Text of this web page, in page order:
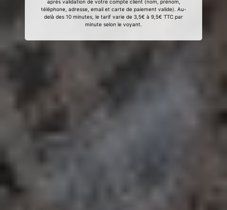
après validation de votre compte client (nom, prénom,
téléphone, adresse, email et carte de paiement valide). Au-
delà des 10 minutes, le tarif varie de 3,5€ à 9,5€ TTC par
minute selon le voyant.